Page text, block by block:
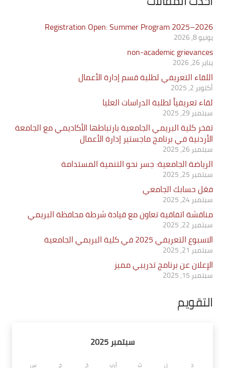
Registration Open: Summer Program 2025–2026
يونيو 8, 2026
non-academic grievances
يناير 26, 2026
اللقاء التعريفي لطلبة قسم إدارة الأعمال
أكتوبر 2, 2025
لقاء تعريفياً لطلبة الدراسات العليا
سبتمبر 29, 2025
تفخر كلية البريمي الجامعية بارتباطها الأكاديمي مع الجامعة
الأردنية في برنامج ماجستير إدارة الأعمال
سبتمبر 26, 2025
الرياضة الجامعية: جسر نحو التنمية المستدامة
سبتمبر 25, 2025
فعّل حسابك الجامعي
سبتمبر 24, 2025
مناقشة اتفاقية تعاون مع قيادة شرطة محافظة البريمي
سبتمبر 22, 2025
الاسبوع التعريفي 2025 في كلية البريمي الجامعية
سبتمبر 21, 2025
الإعلان عن برنامج تدريبي مميز
سبتمبر 15, 2025
التقويم
سبتمبر 2025
د ن ث أرب خ ج س